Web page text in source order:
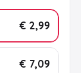
€ 2,99
€ 7,09